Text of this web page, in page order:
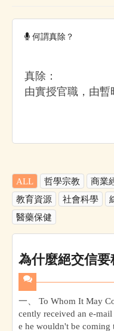
何謂真除？
真除：
由實授官職，由暫
ALL 哲學宗教 商業
教育資源
社會科學
醫藥保健
為什麼絕交信要
一、 To Whom It May
cently received an e-
e he wouldn't be coming